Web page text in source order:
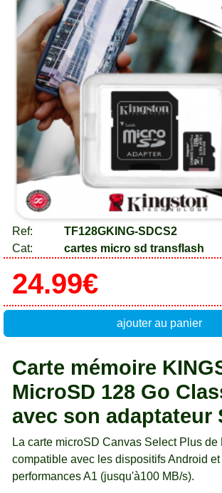
Ref:
TF128GKING-SDCS2
Cat:
cartes micro sd transflash
24.99€
ajouter au panier
Carte mémoire
MicroSD 128 Go
avec son adaptateur
La carte microSD Canvas Select Plus de
compatible avec les dispositifs Android
performances A1 (jusqu'à100 MB/s).